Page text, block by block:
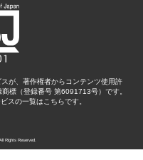
が、著作権者からコンテンツ使用許
標（登録番号 第6091713号）です。
スの一覧はこちらです。
Rights Reserved.